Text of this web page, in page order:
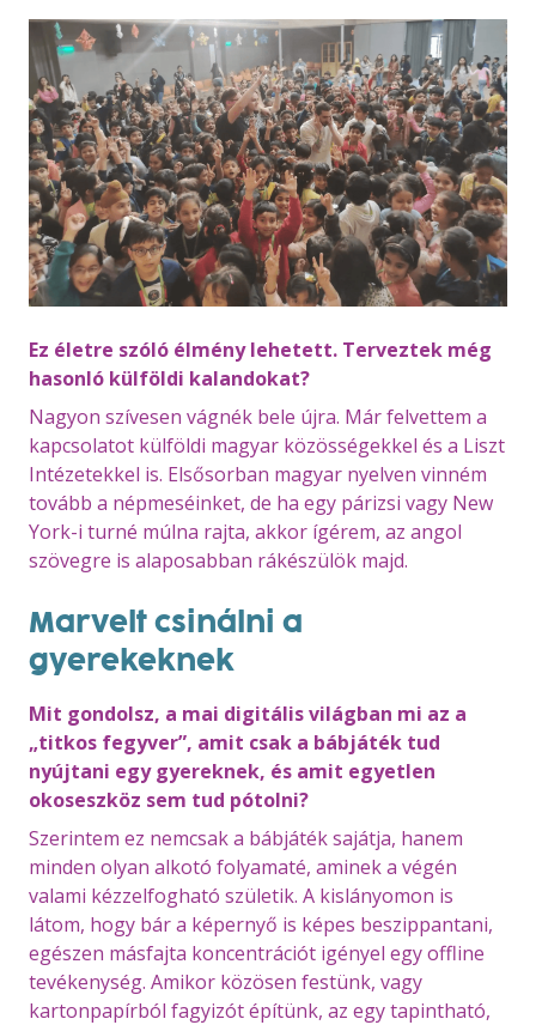
Ez életre szóló élmény lehetett. Terveztek még
hasonló külföldi kalandokat?
Nagyon szívesen vágnék bele újra. Már felvettem a
kapcsolatot külföldi magyar közösségekkel és a Liszt
Intézetekkel is. Elsősorban magyar nyelven vinném
tovább a népmeséinket, de ha egy párizsi vagy New
York-i turné múlna rajta, akkor ígérem, az angol
szövegre is alaposabban rákészülök majd.
Marvelt csinálni a
gyerekeknek
Mit gondolsz, a mai digitális világban mi az a
„titkos fegyver”, amit csak a bábjáték tud
nyújtani egy gyereknek, és amit egyetlen
okoseszköz sem tud pótolni?
Szerintem ez nemcsak a bábjáték sajátja, hanem
minden olyan alkotó folyamaté, aminek a végén
valami kézzelfogható születik. A kislányomon is
látom, hogy bár a képernyő is képes beszippantani,
egészen másfajta koncentrációt igényel egy offline
tevékenység. Amikor közösen festünk, vagy
kartonpapírból fagyizót építünk, az egy tapintható,